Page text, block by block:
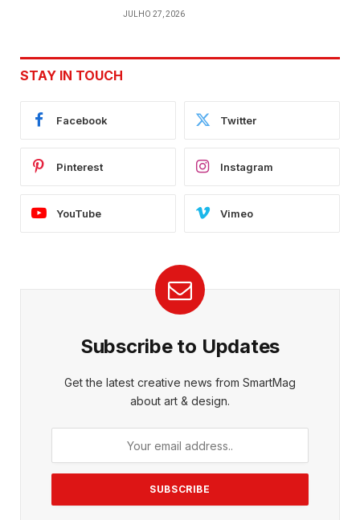
JULHO 27, 2026
STAY IN TOUCH
Facebook Twitter
Pinterest Instagram
YouTube Vimeo
Subscribe to Updates
Get the latest creative news from SmartMag
about art & design.